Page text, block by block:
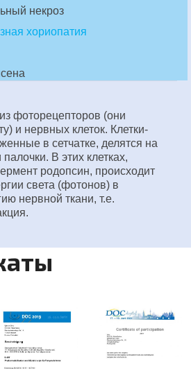
некроз
хориопатия
фоторецепторов (они
и нервных клеток. Клетки-
в сетчатке, делятся на
В этих клетках,
родопсин, происходит
света (фотонов) в
нервной ткани, т.е.